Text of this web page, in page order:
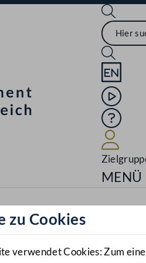
Sprache
Mediathek
Hilfe
MENÜ
zu Cookies
verwendet Cookies: Zum